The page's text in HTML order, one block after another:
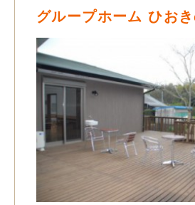
グループホーム ひお